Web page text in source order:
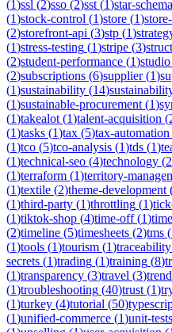
(1)ssl (2)sso (2)sst (1)star-schema
(1)stock-control (1)store (1)
(2)storefront-api (3)stp (1)
(1)stress-testing (1)stripe (3)
(2)student-performance (1)studio
(2)subscriptions (6)supplier(1)
(1)sustainability (14)
(1)sustainable-procurement (1)
(1)takealot (1)talent-acquisition (
(1)tasks (1)tax (5)tax-automation
(1)tco (5)tco-analysis (1)tds (1)
(1)technical-seo (4)technology (2
(1)terraform (1)territory-
(1)textile (2)theme-development
(1)third-party (1)throttling (1)
(1)tiktok-shop (4)time-off(1)
(2)timeline (5)timesheets (2)tms (
(1)tools (1)tourism (1)traceability
secrets (1)trading (1)training (8)
(1)transparency (3)travel (3)
(1)troubleshooting (40)trust (1)
(1)turkey (4)tutorial (50)
(1)unified-commerce (1)unit-tests